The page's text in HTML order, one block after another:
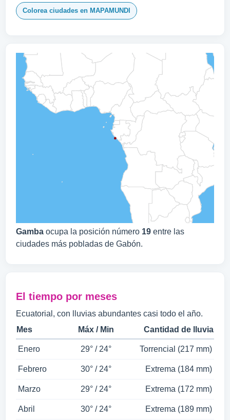
Colorea ciudades en MAPAMUNDI
Gamba ocupa la posición número 19 entre las
ciudades más pobladas de Gabón.
El tiempo por meses
Ecuatorial, con lluvias abundantes casi todo el año.
Mes
Máx / Min Cantidad de lluvia
Enero 29° / 24° Torrencial (217 mm)
Febrero 30° / 24° Extrema (184 mm)
Marzo 29° / 24° Extrema (172 mm)
Abril 30° / 24° Extrema (189 mm)